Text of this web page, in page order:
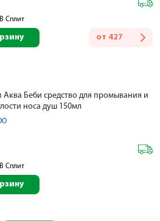
В Сплит
от 427
Аква Беби средство для промывания и
носа душ 150мл
В Сплит